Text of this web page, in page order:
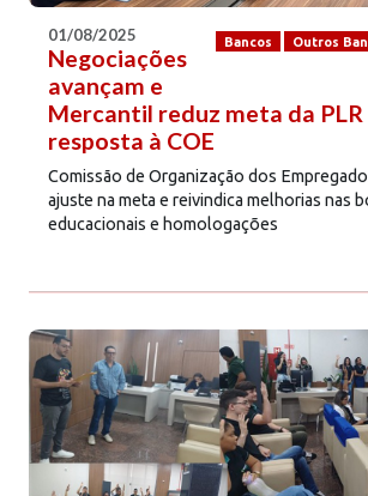
Bancos Outros
01/08/2025
Negociações
avançam e
Mercantil reduz meta da PLR
resposta à COE
Comissão de Organização dos
ajuste na meta e reivindica melhorias nas
educacionais e homologações